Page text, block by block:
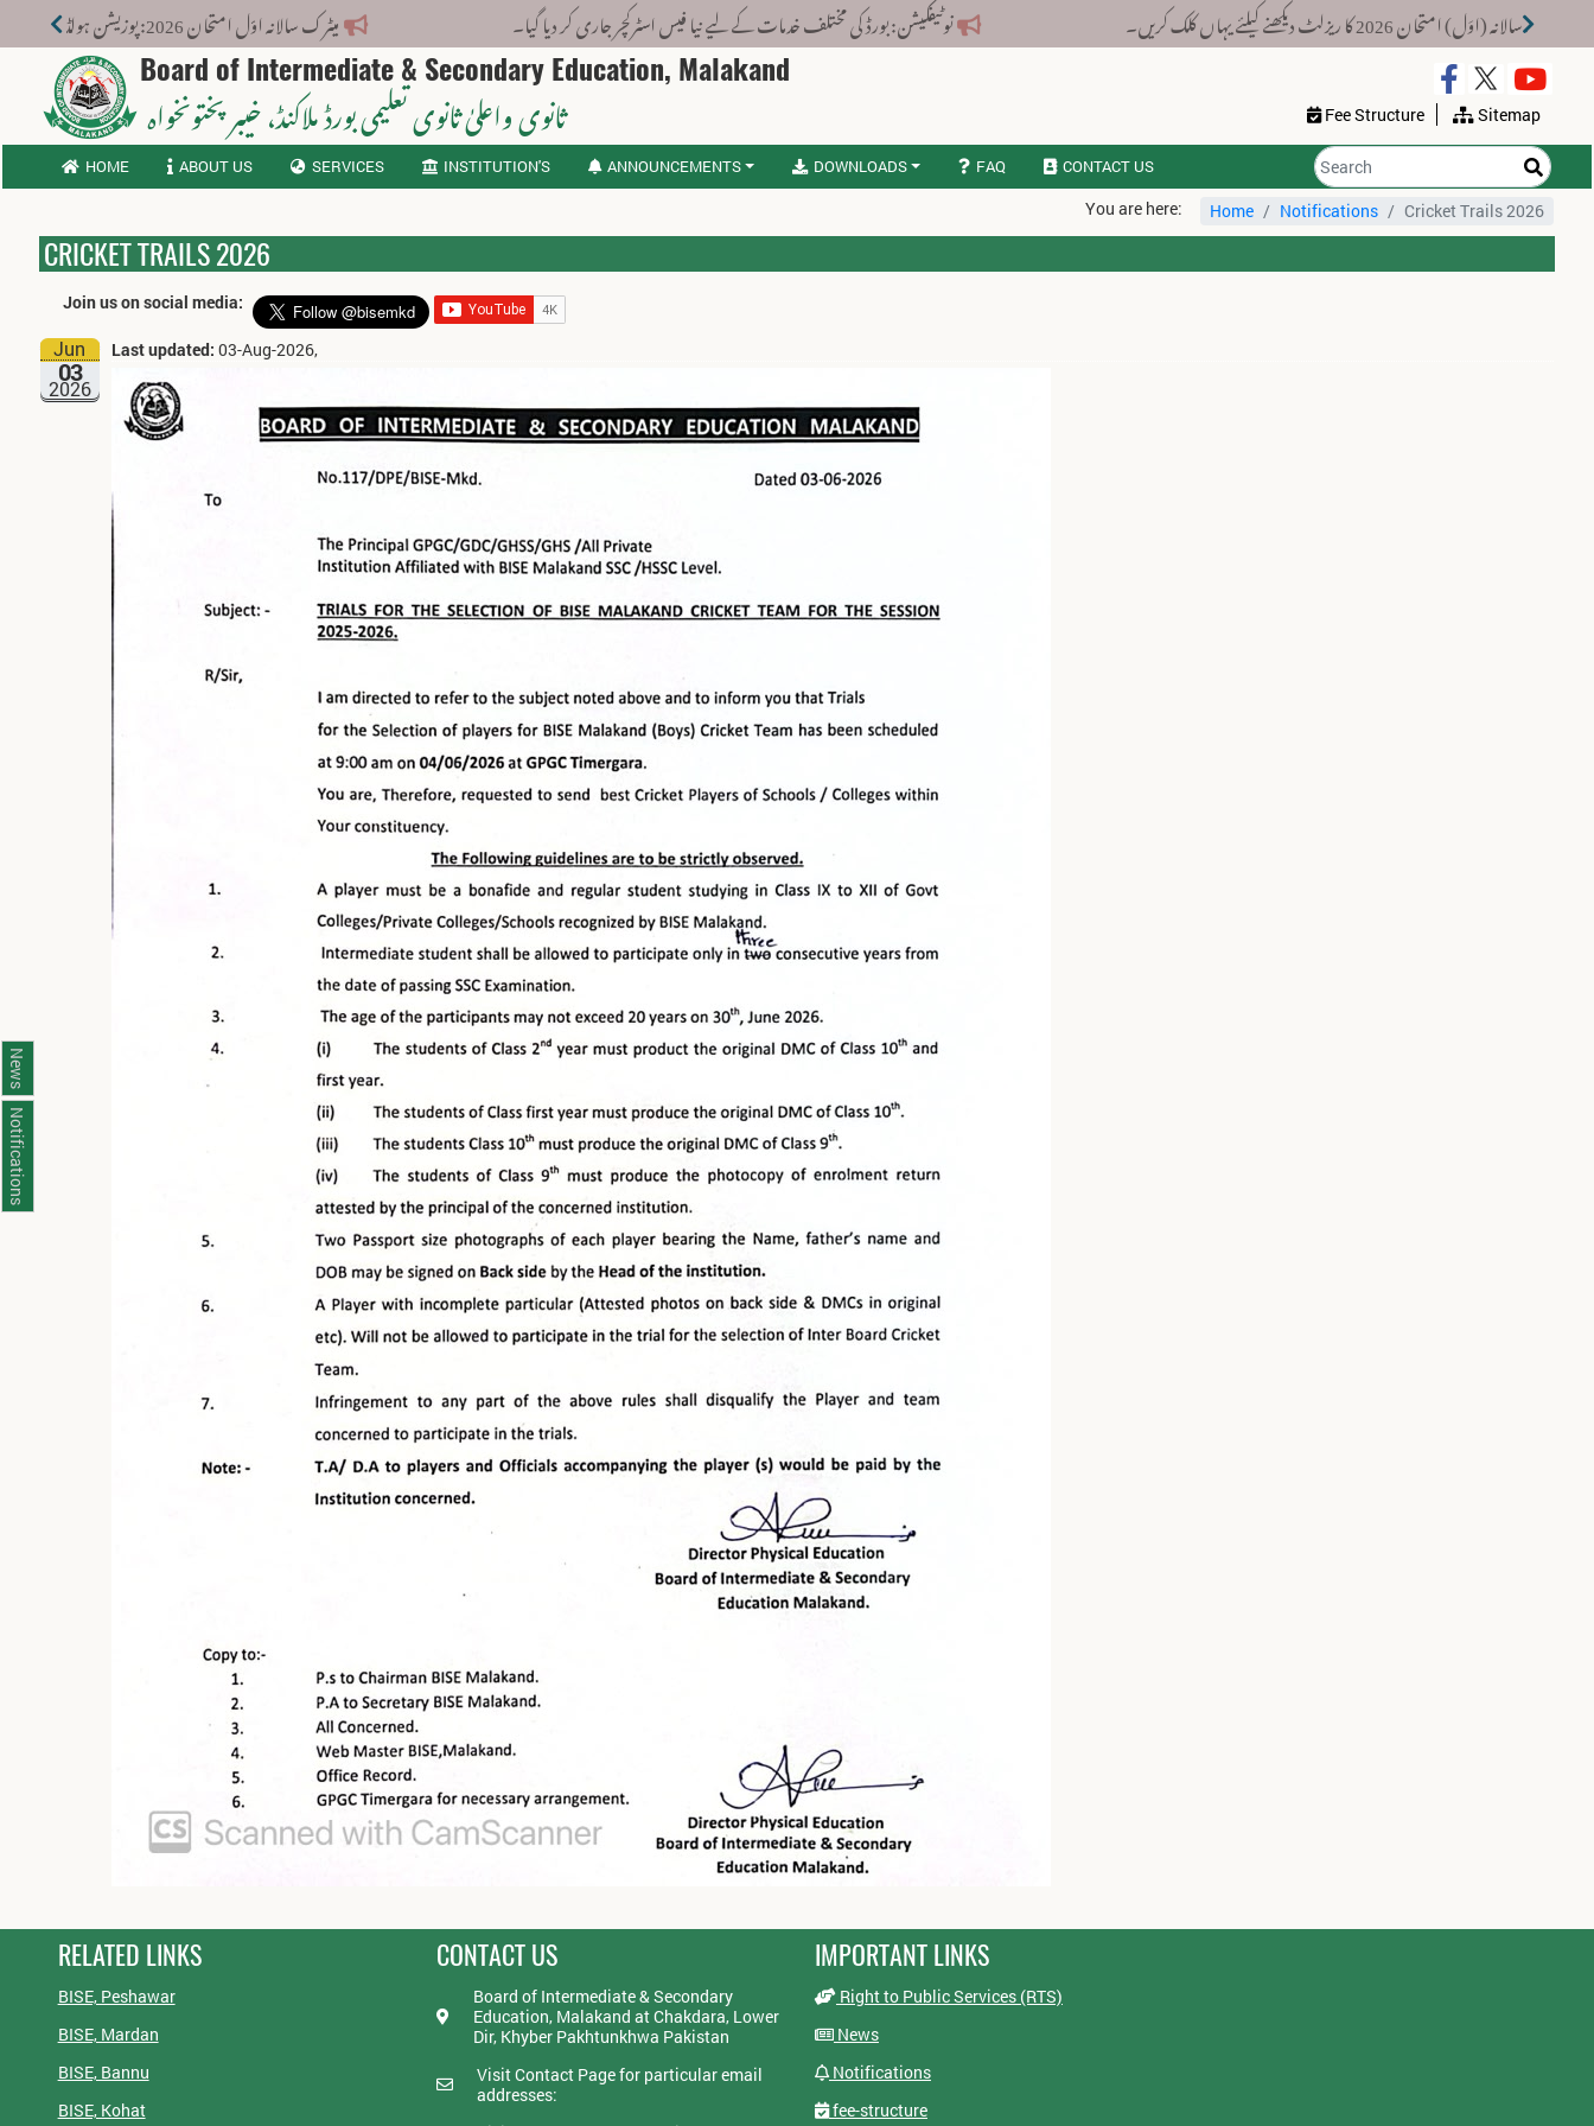
امتحان 2026 کا ریزلٹ دیکھنے کیلئے یہاں کلک کریں۔ نوٹیفکیشن: بورڈ کی مختلف خدمات کے لیے نیا فیس اسٹرکچر جاری کر دیا گیا۔ میٹرک سالانہ اوّل امتحان 2026: پوزیشن ہولڈرز کا اعلان 6 اگست کو دوپہر 2 بجے اور مکمل نتائج شام 4 بجے بورڈ کی ویب سائٹ پر جاری ہوں گے۔
Board of Intermediate & Secondary Education, Malakand
ثانوی واعلیٰ ثانوی تعلیمی بورڈ ملاکنڈ، خیبر پختونخواہ Fee Structure Sitemap
HOME ABOUT US SERVICES INSTITUTION'S ANNOUNCEMENTS DOWNLOADS FAQ CONTACT US
You are here: Home Notifications Cricket Trails 2026
CRICKET TRAILS 2026
Join us on social media:
2026
Jun
03
Last updated: 03-Aug-2026,
RELATED LINKS
BISE, Peshawar
BISE, Mardan
BISE, Bannu
BISE, Kohat
CONTACT US
Board of Intermediate & Secondary
Education, Malakand at Chakdara, Lower
Dir, Khyber Pakhtunkhwa Pakistan
Visit Contact Page for particular email
addresses:
IMPORTANT LINKS
Right to Public Services (RTS)
News
Notifications
fee-structure
News
Notifications